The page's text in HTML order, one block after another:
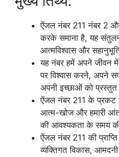
ऐंजल नंबर 211 नंबर 2
करके समाना है, यह
आत्मविश्वास और
यह नंबर हमें अपने जीवन
पर विश्वास करने, अपने
अपनी इच्छाओं को
ऐंजल नंबर 211 के प्रकट
आत्म-खोज और हमारी
की आवश्यकता के समय
ऐंजल नंबर 211 की
व्यक्तिगत विकास,